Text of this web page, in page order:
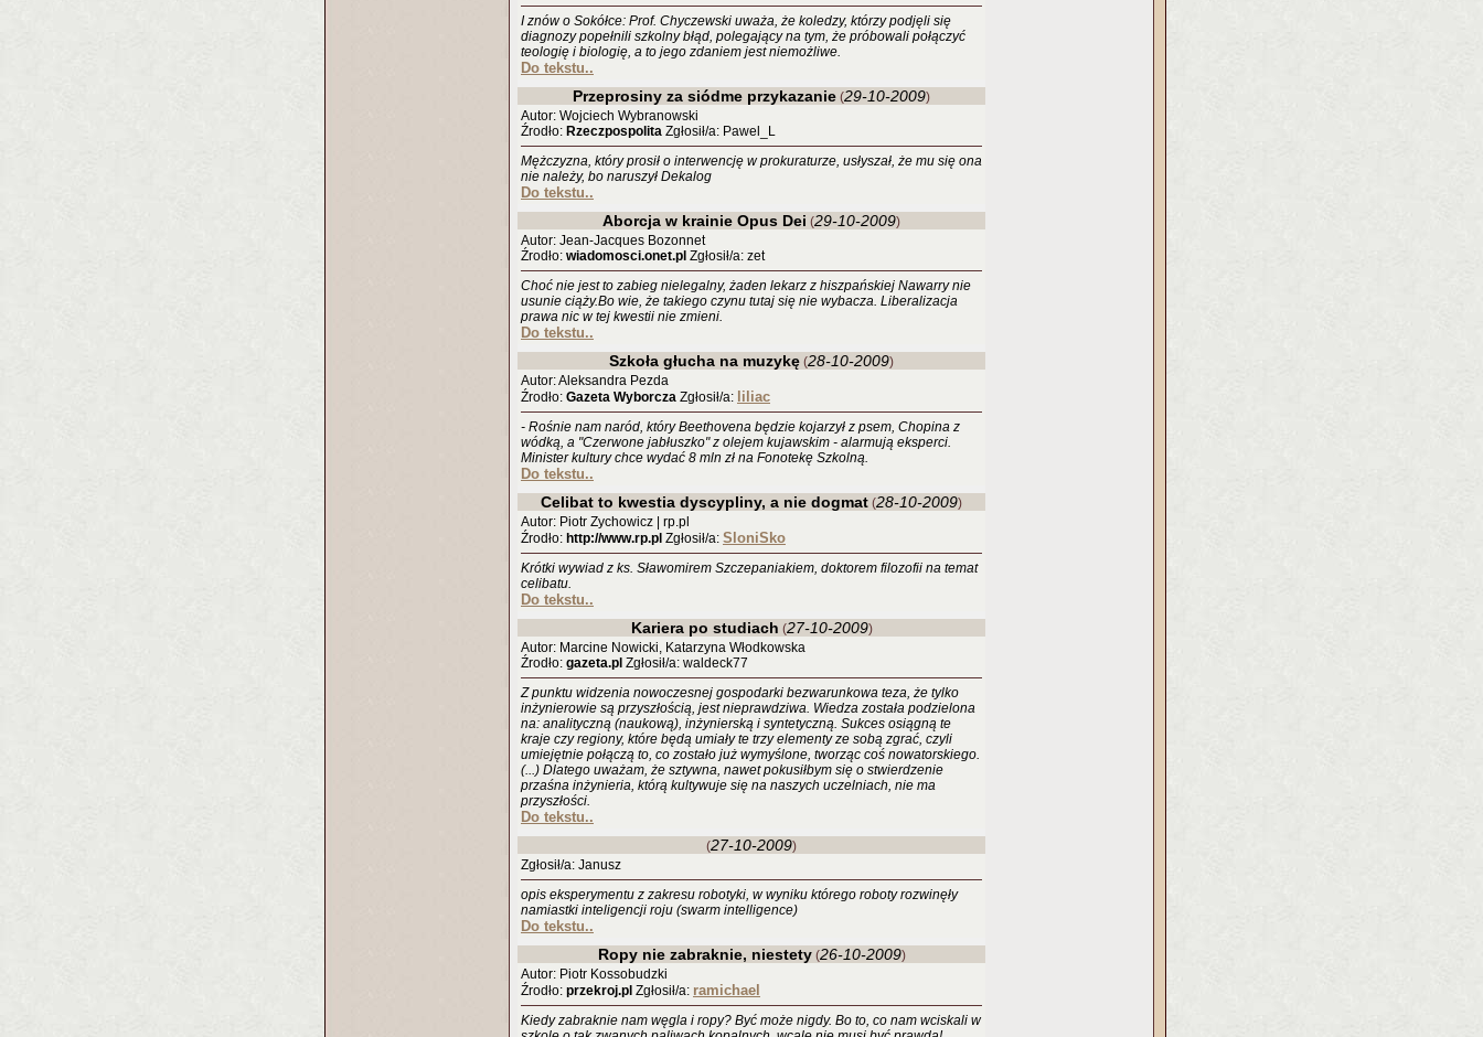
I znów o Sokółce: Prof. Chyczewski uważa, że koledzy, którzy podjęli się
diagnozy popełnili szkolny błąd, polegający na tym, że próbowali połączyć
teologię i biologię, a to jego zdaniem jest niemożliwe.
Do tekstu..
Przeprosiny za siódme przykazanie (29-10-2009)
Autor: Wojciech Wybranowski
Źrodło: Rzeczpospolita Zgłosił/a: Pawel_L
Mężczyzna, który prosił o interwencję w prokuraturze, usłyszał, że mu się ona
nie należy, bo naruszył Dekalog
Do tekstu..
Aborcja w krainie Opus Dei (29-10-2009)
Autor: Jean-Jacques Bozonnet
Źrodło: wiadomosci.onet.pl Zgłosił/a: zet
Choć nie jest to zabieg nielegalny, żaden lekarz z hiszpańskiej Nawarry nie
usunie ciąży.Bo wie, że takiego czynu tutaj się nie wybacza. Liberalizacja
prawa nic w tej kwestii nie zmieni.
Do tekstu..
Szkoła głucha na muzykę (28-10-2009)
Autor: Aleksandra Pezda
Źrodło: Gazeta Wyborcza Zgłosił/a: liliac
- Rośnie nam naród, który Beethovena będzie kojarzył z psem, Chopina z
wódką, a "Czerwone jabłuszko" z olejem kujawskim - alarmują eksperci.
Minister kultury chce wydać 8 mln zł na Fonotekę Szkolną.
Do tekstu..
Celibat to kwestia dyscypliny, a nie dogmat (28-10-2009)
Autor: Piotr Zychowicz | rp.pl
Źrodło: http://www.rp.pl Zgłosił/a: SloniSko
Krótki wywiad z ks. Sławomirem Szczepaniakiem, doktorem filozofii na temat
celibatu.
Do tekstu..
Kariera po studiach (27-10-2009)
Autor: Marcine Nowicki, Katarzyna Włodkowska
Źrodło: gazeta.pl Zgłosił/a: waldeck77
Z punktu widzenia nowoczesnej gospodarki bezwarunkowa teza, że tylko
inżynierowie są przyszłością, jest nieprawdziwa. Wiedza została podzielona
na: analityczną (naukową), inżynierską i syntetyczną. Sukces osiągną te
kraje czy regiony, które będą umiały te trzy elementy ze sobą zgrać, czyli
umiejętnie połączą to, co zostało już wymyślone, tworząc coś nowatorskiego.
(...) Dlatego uważam, że sztywna, nawet pokusiłbym się o stwierdzenie
przaśna inżynieria, którą kultywuje się na naszych uczelniach, nie ma
przyszłości.
Do tekstu..
(27-10-2009)
Zgłosił/a: Janusz
opis eksperymentu z zakresu robotyki, w wyniku którego roboty rozwinęły
namiastki inteligencji roju (swarm intelligence)
Do tekstu..
Ropy nie zabraknie, niestety(26-10-2009)
Autor: Piotr Kossobudzki
Źrodło: przekroj.pl Zgłosił/a: ramichael
Kiedy zabraknie nam węgla i ropy? Być może nigdy. Bo to, co nam wciskali w